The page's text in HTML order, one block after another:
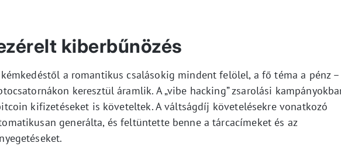
kiberbűnözés
a romantikus csalásokig mindent felölel, a fő téma a pénz –
keresztül áramlik. A „vibe hacking” zsarolási
kifizetéseket is követeltek. A váltságdíj követelésekre vonatkozó
generálta, és feltüntette benne a tárcacímeket és az